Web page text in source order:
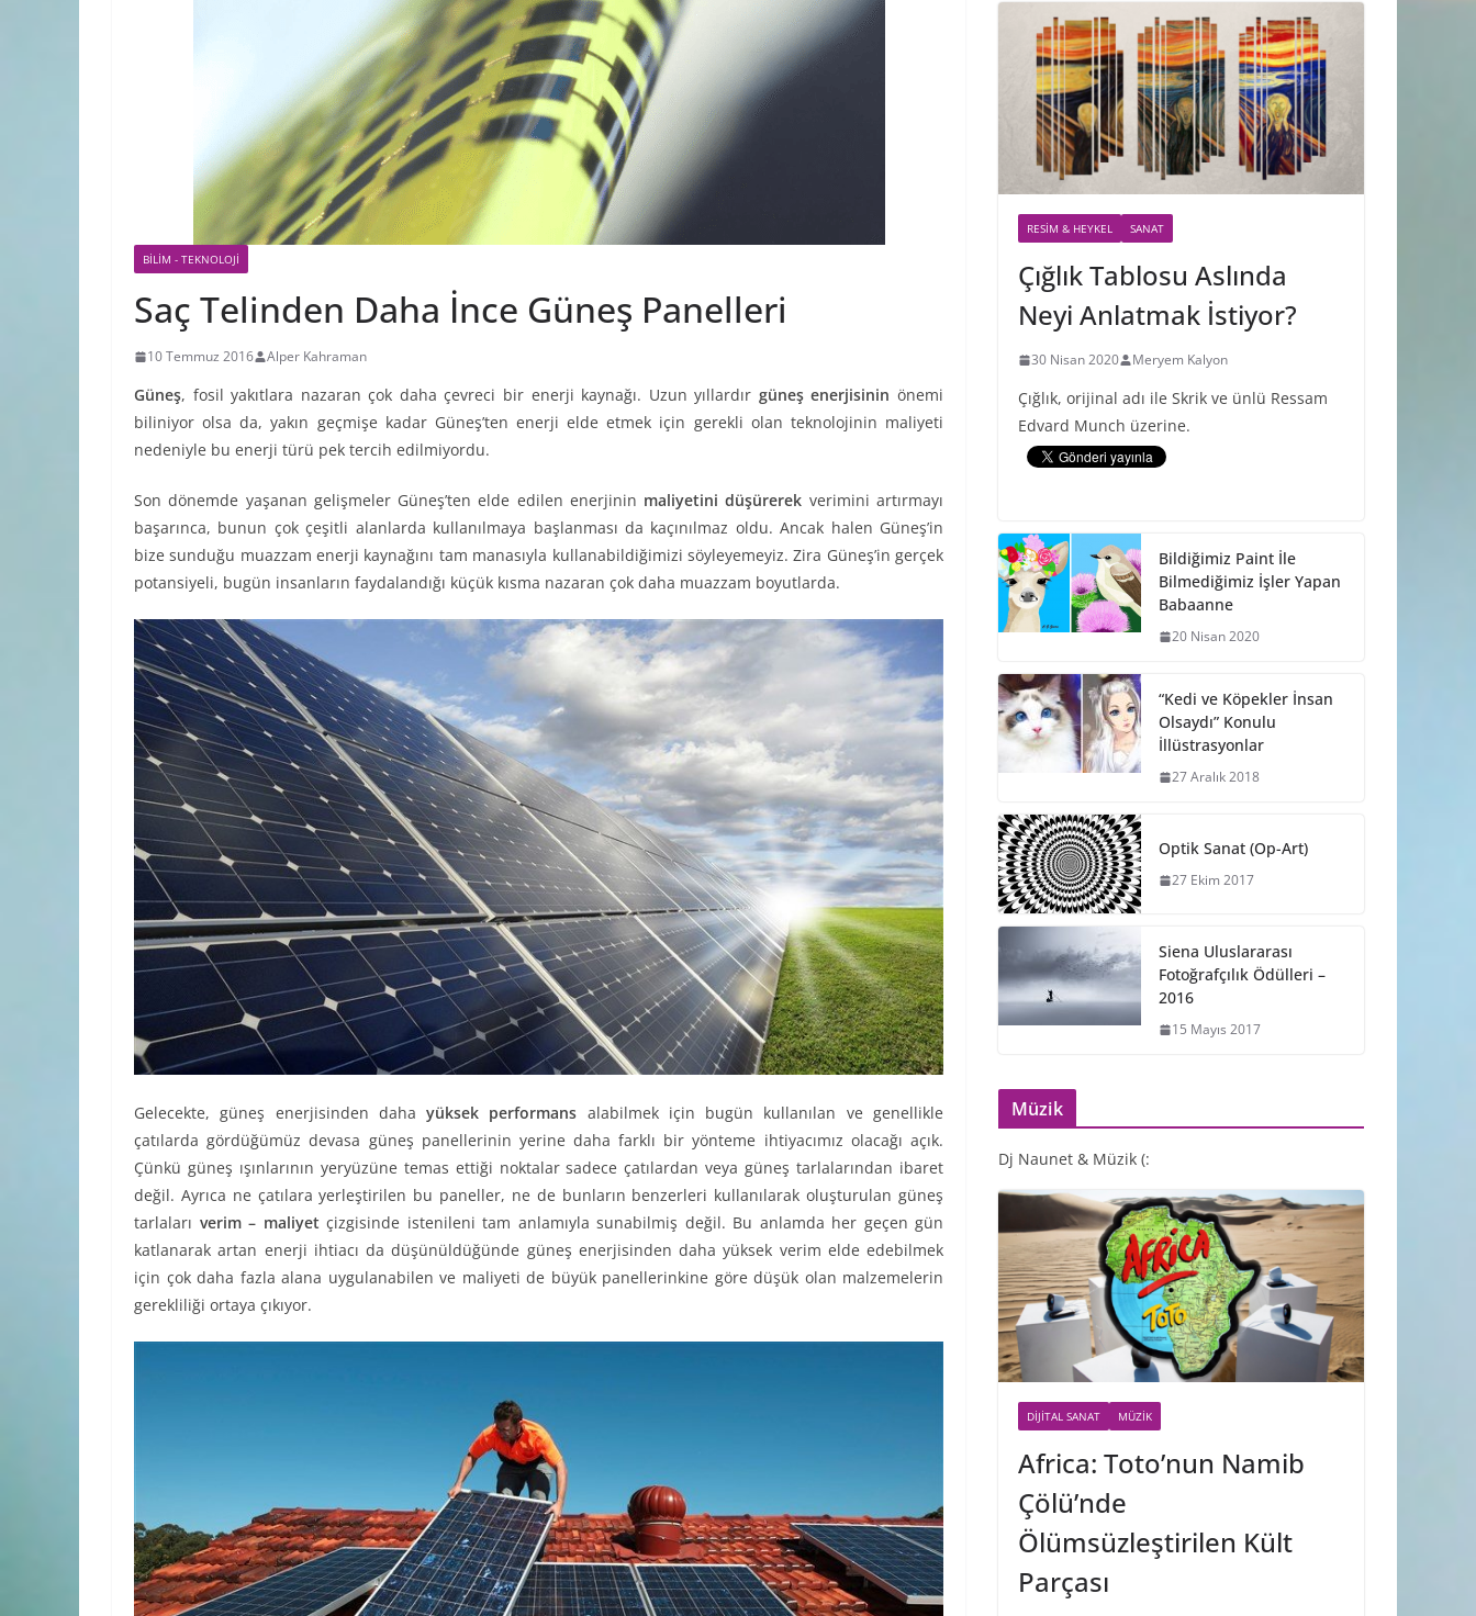
BILIM - TEKNOLOJI
Saç Telinden Daha İnce Güneş Panelleri
10 Temmuz 2016 Alper Kahraman
Güneş, fosil yakıtlara nazaran çok daha çevreci bir enerji kaynağı. Uzun yıllardır güneş enerjisinin önemi
biliniyor olsa da, yakın geçmişe kadar Güneş’ten enerji elde etmek için gerekli olan teknolojinin maliyeti
nedeniyle bu enerji türü pek tercih edilmiyordu.
Son dönemde yaşanan gelişmeler Güneş’ten elde edilen enerjinin maliyetini düşürerek verimini artırmayı
başarınca, bunun çok çeşitli alanlarda kullanılmaya başlanması da kaçınılmaz oldu. Ancak halen Güneş’in
bize sunduğu muazzam enerji kaynağını tam manasıyla kullanabildiğimizi söyleyemeyiz. Zira Güneş’in gerçek
potansiyeli, bugün insanların faydalandığı küçük kısma nazaran çok daha muazzam boyutlarda.
Gelecekte, güneş enerjisinden dahayüksek performans alabilmek için bugün kullanılan ve genellikle
çatılarda gördüğümüz devasa güneş panellerinin yerine daha farklı bir yönteme ihtiyacımız olacağı açık.
Çünkü güneş ışınlarının yeryüzüne temas ettiği noktalar sadece çatılardan veya güneş tarlalarından ibaret
değil. Ayrıca ne çatılara yerleştirilen bu paneller, ne de bunların benzerleri kullanılarak oluşturulan güneş
tarlaları verim – maliyet çizgisinde istenileni tam anlamıyla sunabilmiş değil. Bu anlamda her geçen gün
katlanarak artan enerji ihtiacı da düşünüldüğünde güneş enerjisinden daha yüksek verim elde edebilmek
için çok daha fazla alana uygulanabilen ve maliyeti de büyük panellerinkine göre düşük olan malzemelerin
gerekliliği ortaya çıkıyor.
RESIM & HEYKEL SANAT
Çığlık Tablosu Aslında
Neyi Anlatmak İstiyor?
30 Nisan 2020 Meryem Kalyon
Çığlık, orijinal adı ile Skrik ve ünlü Ressam
Edvard Munch üzerine.
Bildiğimiz Paint İle
Bilmediğimiz İşler Yapan
Babaanne
20 Nisan 2020
“Kedi ve Köpekler İnsan
Olsaydı” Konulu
İllüstrasyonlar
27 Aralık 2018
Optik Sanat (Op-Art)
27 Ekim 2017
Siena Uluslararası
Fotoğrafçılık Ödülleri –
2016
15 Mayıs 2017
Müzik
Dj Naunet & Müzik (:
DIJITAL SANAT MÜZIK
Africa: Toto’nun Namib
Çölü’nde
Ölümsüzleştirilen Kült
Parçası